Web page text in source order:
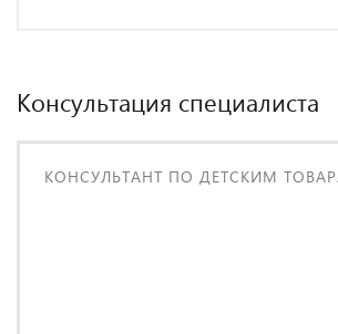
Консультация специалиста
КОНСУЛЬТАНТ ПО ДЕТСКИМ